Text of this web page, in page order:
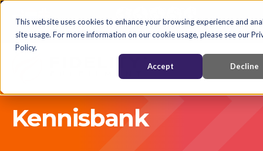
This website uses cookies to enhance your browsing experience and
site usage. For more information on our cookie usage, please see our
Policy.
Accept Decline
English
Nederlands
Kennisbank